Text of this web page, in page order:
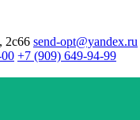
send-opt@yandex.ru
+7 (909) 649-94-99